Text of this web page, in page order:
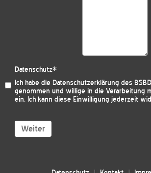
Datenschutz*
Ich habe die Datenschutzerklärung des BSBD
genommen und willige in die Verarbeitung
ein. Ich kann diese Einwilligung jederzeit
Weiter